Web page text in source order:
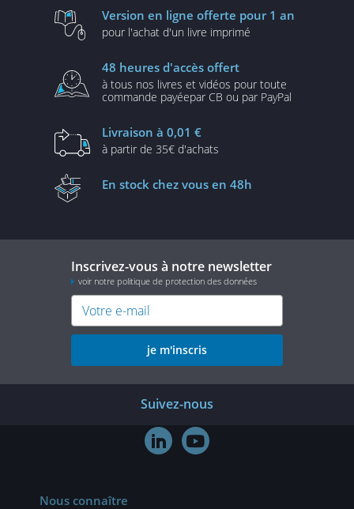
Version en ligne offerte pour 1 an
pour l'achat d'un livre imprimé
48 heures d'accès offert
à tous nos livres et vidéos pour toute
commande payéepar CB ou par PayPal
Livraison à 0,01 €
à partir de 35€ d'achats
En stock chez vous en 48h
Inscrivez-vous à notre newsletter
voir notre politique de protection des données
je m'inscris
Suivez-nous
 
Nous connaître